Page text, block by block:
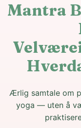
Mantra
Ærlig samtale om
yoga — uten å